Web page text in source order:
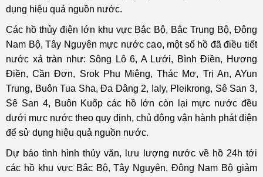
dụng hiệu quả nguồn nước.
Các hồ thủy điện lớn khu vực Bắc Bộ, Bắc Trung Bộ, Đông
Nam Bộ, Tây Nguyên mực nước cao, một số hồ đã điều tiết
nước xả tràn như: Sông Lô 6, A Lưới, Bình Điền, Hương
Điền, Cần Đơn, Srok Phu Miêng, Thác Mơ, Trị An, AYun
Trung, Buôn Tua Sha, Đa Dâng 2, Ialy, Pleikrong, Sê San 3,
Sê San 4, Buôn Kuốp các hồ lớn còn lại mực nước đều
dưới mực nước theo quy định, chủ động vận hành phát điện
để sử dụng hiệu quả nguồn nước.
Dự báo tình hình thủy văn, lưu lượng nước về hồ 24h tới
các hồ khu vực Bắc Bộ, Tây Nguyên, Đông Nam Bộ giảm